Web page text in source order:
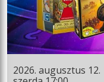
2026. augusztus 12.